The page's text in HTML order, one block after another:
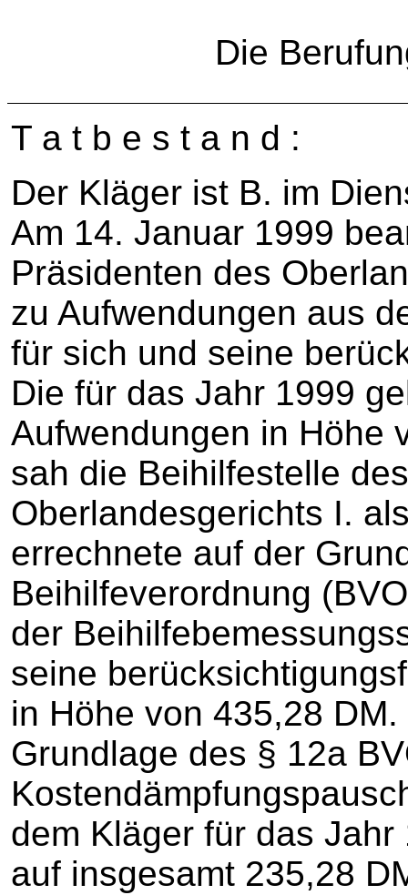
Die
T a t b e s t a n d :
Der Kläger ist B. im
Am 14. Januar 1999
Präsidenten des
zu Aufwendungen aus
für sich und seine
Die für das Jahr 1999
Aufwendungen in Höhe
sah die Beihilfestelle
Oberlandesgerichts I.
errechnete auf der
Beihilfeverordnung
der
seine
in Höhe von 435,28
Grundlage des § 12a
dem Kläger für das
auf insgesamt 235,28